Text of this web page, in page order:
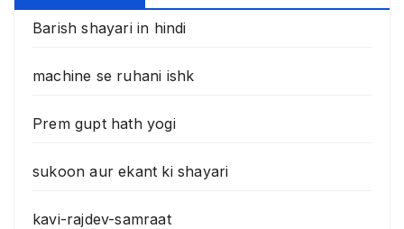
Barish shayari in hindi
machine se ruhani ishk
Prem gupt hath yogi
sukoon aur ekant ki shayari
kavi-rajdev-samraat